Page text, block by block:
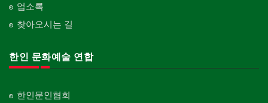
업소록
찾아오시는 길
한인 문화예술 연합
한인문인협회